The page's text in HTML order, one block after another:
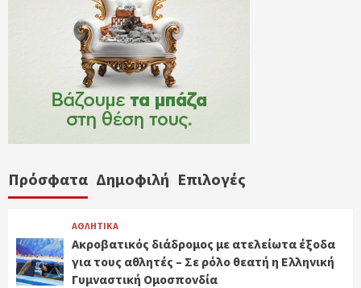
Πρόσφατα Δημοφιλή Επιλογές
ΑΘΛΗΤΙΚΑ
Ακροβατικός διάδρομος με ατελείωτα έξοδα
για τους αθλητές – Σε ρόλο θεατή η Ελληνική
Γυμναστική Ομοσπονδία